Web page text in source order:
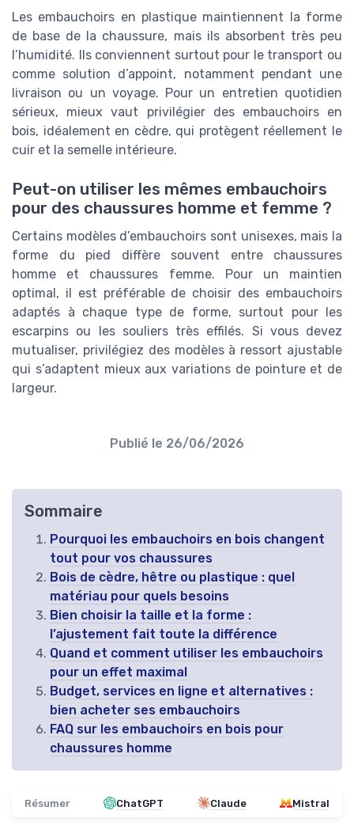
Les embauchoirs en plastique maintiennent la forme
de base de la chaussure, mais ils absorbent très peu
l’humidité. Ils conviennent surtout pour le transport ou
comme solution d’appoint, notamment pendant une
livraison ou un voyage. Pour un entretien quotidien
sérieux, mieux vaut privilégier des embauchoirs en
bois, idéalement en cèdre, qui protègent réellement le
cuir et la semelle intérieure.
Peut-on utiliser les mêmes embauchoirs
pour des chaussures homme et femme ?
Certains modèles d’embauchoirs sont unisexes, mais la
forme du pied diffère souvent entre chaussures
homme et chaussures femme. Pour un maintien
optimal, il est préférable de choisir des embauchoirs
adaptés à chaque type de forme, surtout pour les
escarpins ou les souliers très effilés. Si vous devez
mutualiser, privilégiez des modèles à ressort ajustable
qui s’adaptent mieux aux variations de pointure et de
largeur.
Publié le 26/06/2026
Sommaire
Pourquoi les embauchoirs en bois changent
tout pour vos chaussures
Bois de cèdre, hêtre ou plastique : quel
matériau pour quels besoins
Bien choisir la taille et la forme :
l’ajustement fait toute la différence
Quand et comment utiliser les embauchoirs
pour un effet maximal
Budget, services en ligne et alternatives :
bien acheter ses embauchoirs
FAQ sur les embauchoirs en bois pour
chaussures homme
Résumer ChatGPT Claude Mistral